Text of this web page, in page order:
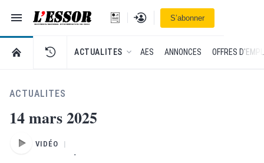
Navigation
L'Essor - retour à la une
Se connecterS’abonner
RETOUR À LA PAGE D’ACCUEIL DE L'ESSOR
ACTUALITES AES ANNONCES OFFRES
ACTUALITES
14 mars 2025
VIDÉO
.